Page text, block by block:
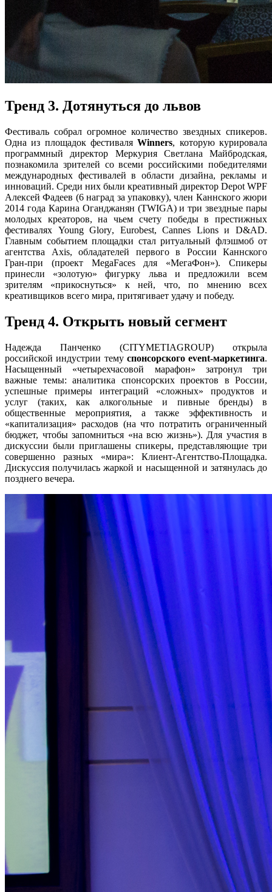
Тренд 3. Дотянуться до львов
Фестиваль собрал огромное количество звездных спикеров.
Одна из площадок фестиваляWinners, которую курировала
программный директор Меркурия Светлана Майбродская,
познакомила зрителей со всеми российскими победителями
международных фестивалей в области дизайна, рекламы и
инноваций. Среди них были креативный директор Depot WPF
Алексей Фадеев (6 наград за упаковку), член Каннского жюри
2014 года Карина Оганджанян (TWIGA) и три звездные пары
молодых креаторов, на чьем счету победы в престижных
фестивалях Young Glory, Eurobest,Cannes LionsиD&AD.
Главным событием площадки стал ритуальный флэшмоб от
агентства Axis, обладателей первого в России Каннского
Гран-при (проект MegaFacesдля «МегаФон»). Спикеры
принесли «золотую» фигурку льва и предложили всем
зрителям «прикоснуться» к ней, что, по мнению всех
креативщиков всего мира, притягивает удачу и победу.
Тренд 4. Открыть новый сегмент
Надежда Панченко (CITYMETIAGROUP) открыла
российской индустрии тему спонсорского event-маркетинга.
Насыщенный «четырехчасовой марафон» затронул три
важные темы: аналитика спонсорских проектов в России,
успешные примеры интеграций «сложных» продуктов и
услуг (таких, как алкогольные и пивные бренды) в
общественные мероприятия, а также эффективность и
«капитализация» расходов (на что потратить ограниченный
бюджет, чтобы запомниться «на всю жизнь»). Для участия в
дискуссии были приглашены спикеры, представляющие три
совершенно разных «мира»: Клиент-Агентство-Площадка.
Дискуссия получилась жаркой и насыщенной и затянулась до
позднего вечера.